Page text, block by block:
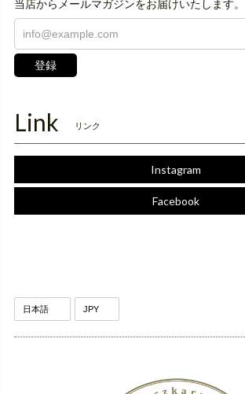
当店からメールマガジンをお届けいたします。
登録
Link リンク
Instagram
Facebook